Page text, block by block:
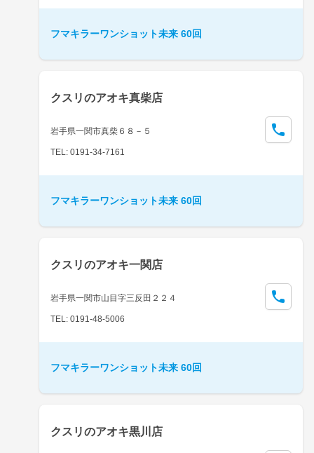
フマキラーワンショット未来 60回
クスリのアオキ真柴店
岩手県一関市真柴６８－５
TEL: 0191-34-7161
フマキラーワンショット未来 60回
クスリのアオキ一関店
岩手県一関市山目字三反田２２４
TEL: 0191-48-5006
フマキラーワンショット未来 60回
クスリのアオキ黒川店